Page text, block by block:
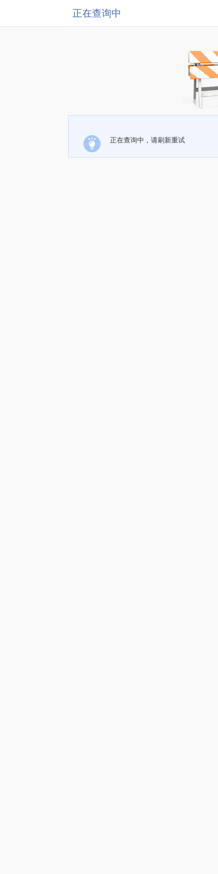
正在查询中
正在查询中，请刷新重试